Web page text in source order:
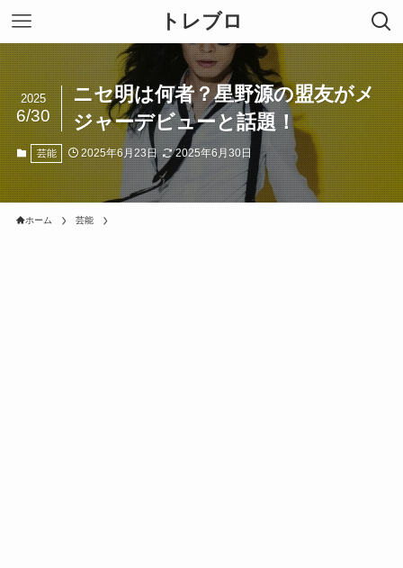
トレブロ
ニセ明は何者？星野源の盟友がメ
ジャーデビューと話題！
2025
6/30
芸能 2025年6月23日 2025年6月30日
ホーム 芸能